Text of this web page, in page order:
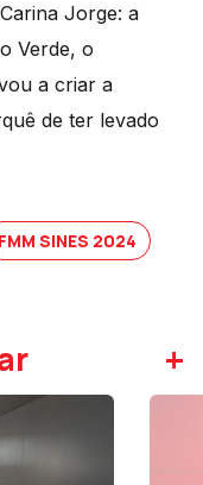
Jorge: a
Verde, o
a criar a
de ter levado
FMM SINES 2024
+